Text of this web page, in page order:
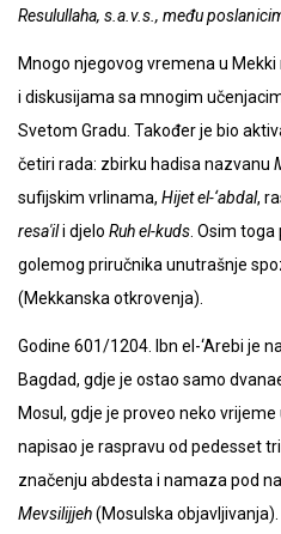
Resulullaha, s.a.v.s., među
Mnogo njegovog vremena u
i diskusijama sa mnogim
Svetom Gradu. Također je bio
četiri rada: zbirku hadisa nazvanu
sufijskim vrlinama, Hijet el-‘abdal,
resa'ili djelo Ruh el-kuds . Osim
golemog priručnika unutrašnje
(Mekkanska otkrovenja).
Godine 601/1204. Ibn el-‘Arebi je
Bagdad, gdje je ostao samo
Mosul, gdje je proveo neko
napisao je raspravu od pedesset
značenju abdesta i namaza pod
Mevsilijjeh(Mosulska